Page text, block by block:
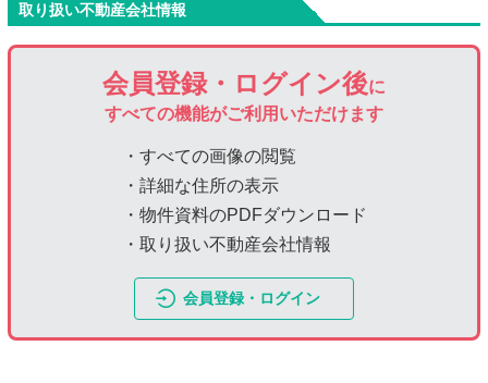
取り扱い不動産会社情報
会員登録・ログイン後に
すべての機能がご利用いただけます
・すべての画像の閲覧
・詳細な住所の表示
・物件資料のPDFダウンロード
・取り扱い不動産会社情報
会員登録・ログイン